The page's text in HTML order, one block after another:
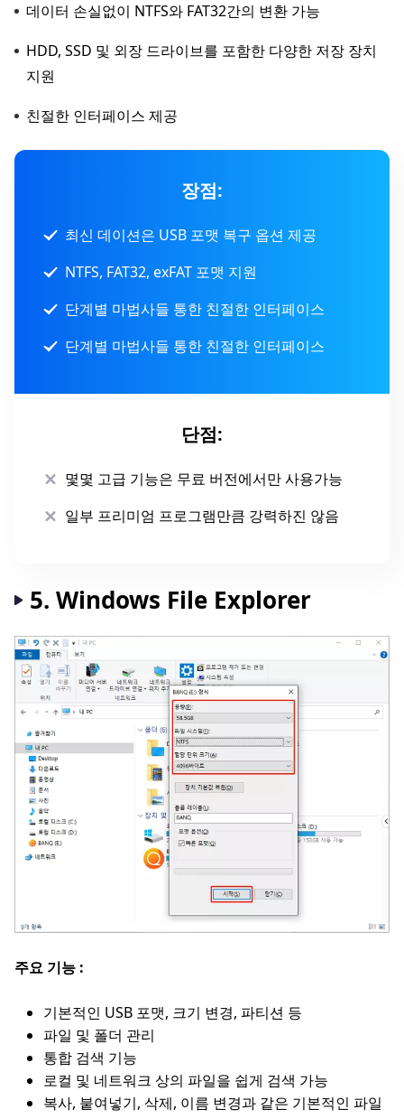
데이터 손실없이 NTFS와 FAT32간의 변환 가능
HDD, SSD 및 외장 드라이브를 포함한 다양한 저장 장치
지원
친절한 인터페이스 제공
장점:
최신 데이션은 USB 포맷 복구 옵션 제공
NTFS, FAT32, exFAT 포맷 지원
단계별 마법사들 통한 친절한 인터페이스
단계별 마법사들 통한 친절한 인터페이스
단점:
몇몇 고급 기능은 무료 버전에서만 사용가능
일부 프리미엄 프로그램만큼 강력하진 않음
5. Windows File Explorer
주요 기능 :
기본적인 USB 포맷, 크기 변경, 파티션 등
파일 및 폴더 관리
통합 검색 기능
로컬 및 네트워크 상의 파일을 쉽게 검색 가능
복사, 붙여넣기, 삭제, 이름 변경과 같은 기본적인 파일